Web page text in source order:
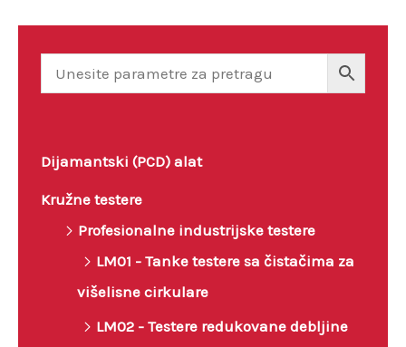
Dijamantski (PCD) alat
Kružne testere
Profesionalne industrijske testere
LM01 - Tanke testere sa čistačima za
višelisne cirkulare
LM02 - Testere redukovane debljine